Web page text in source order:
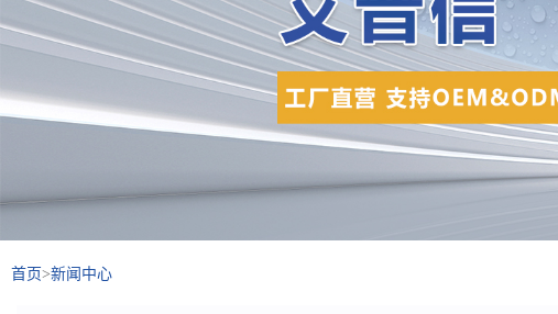
首页>新闻中心